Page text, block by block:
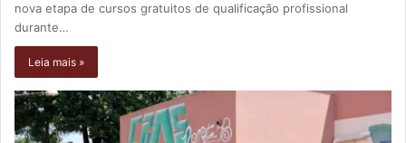
nova etapa de cursos gratuitos de qualificação profissional
durante…
Leia mais »